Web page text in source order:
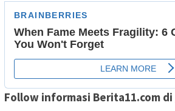
Follow informasi Berita11.com di